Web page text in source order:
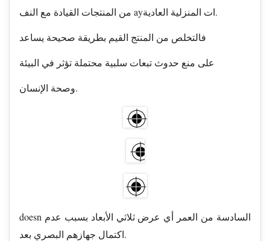
من المنتجات القيادة مع النف ayات المنزلية العادية.
فالتخلص من المنتج القيم بطريقة صحيحة يساعد
على منع حدوث تبعات سلبية محتملة تؤثر في البيئة
وصحة الإنسان.
doesn السادسة من العمر أي عرض ثلاثي الأبعاد بسبب عدم
اكتمال جهازهم البصري بعد.